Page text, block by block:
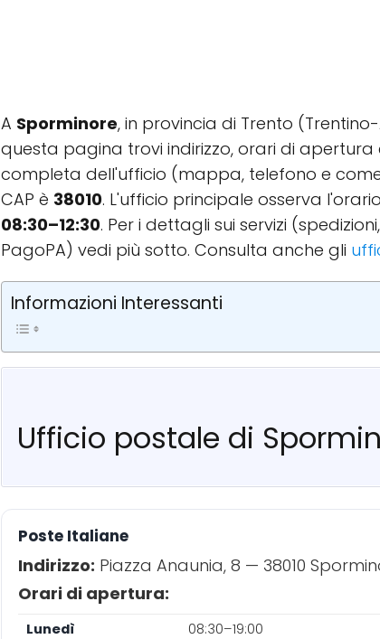
A Sporminore, in provincia di Trento
questa pagina trovi indirizzo, orari di
completa dell'ufficio (mappa, telefono e
CAP è 38010. L'ufficio principale osserva
08:30–12:30. Per i dettagli sui servizi
PagoPA) vedi più sotto. Consulta anche gli
Informazioni Interessanti
Ufficio postale di
Poste Italiane
Indirizzo: Piazza Anaunia, 8 — 38010
Orari di apertura:
Lunedì
08:30–19:00